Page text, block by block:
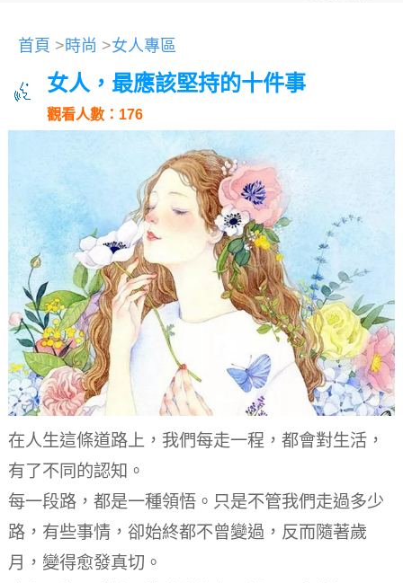
首頁 >時尚 >女人專區
女人，最應該堅持的十件事
觀看人數：176
在人生這條道路上，我們每走一程，都會對生活，
有了不同的認知。
每一段路，都是一種領悟。 只是不管我們走過多少
路，有些事情，卻始終都不曾變過，反而隨著歲
月，變得愈發真切。